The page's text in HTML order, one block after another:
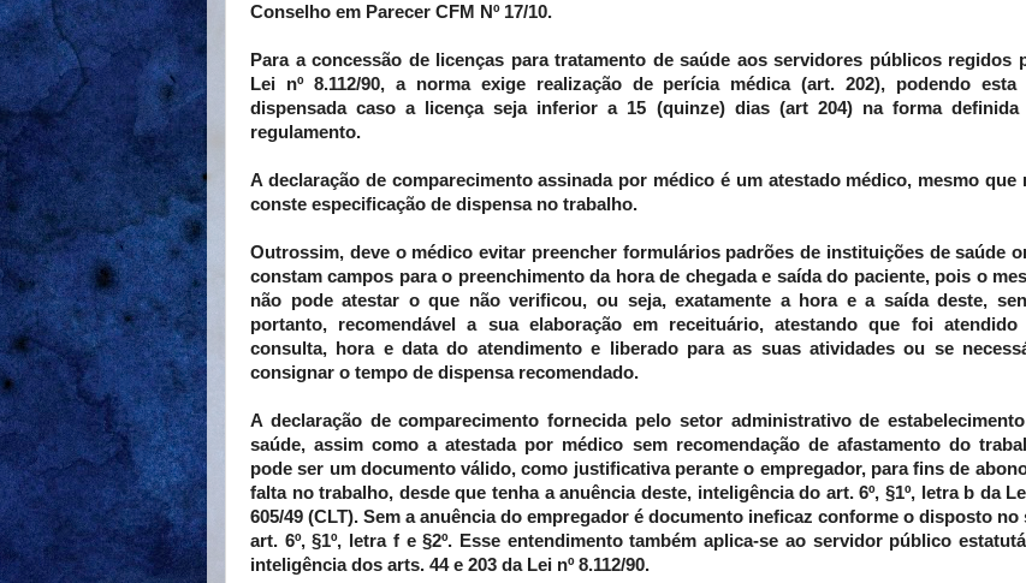
Conselho em Parecer CFM Nº 17/10.
Para a concessão de licenças para tratamento de saúde aos servidores públicos regidos
Lei nº 8.112/90, a norma exige realização de perícia médica (art. 202), podendo esta
dispensada caso a licença seja inferior a 15 (quinze) dias (art 204) na forma definida
regulamento.
A declaração de comparecimento assinada por médico é um atestado médico, mesmo que
conste especificação de dispensa no trabalho.
Outrossim, deve o médico evitar preencher formulários padrões de instituições de saúde
constam campos para o preenchimento da hora de chegada e saída do paciente, pois o
não pode atestar o que não verificou, ou seja, exatamente a hora e a saída deste,
portanto, recomendável a sua elaboração em receituário, atestando que foi atendido
consulta, hora e data do atendimento e liberado para as suas atividades ou se
consignar o tempo de dispensa recomendado.
A declaração de comparecimento fornecida pelo setor administrativo de
saúde, assim como a atestada por médico sem recomendação de afastamento do
pode ser um documento válido, como justificativa perante o empregador, para fins de
falta no trabalho, desde que tenha a anuência deste, inteligência do art. 6º, §1º, letra b da
605/49 (CLT). Sem a anuência do empregador é documento ineficaz conforme o disposto no
art. 6º, §1º, letra f e §2º. Esse entendimento também aplica-se ao servidor público
inteligência dos arts. 44 e 203 da Lei nº 8.112/90.